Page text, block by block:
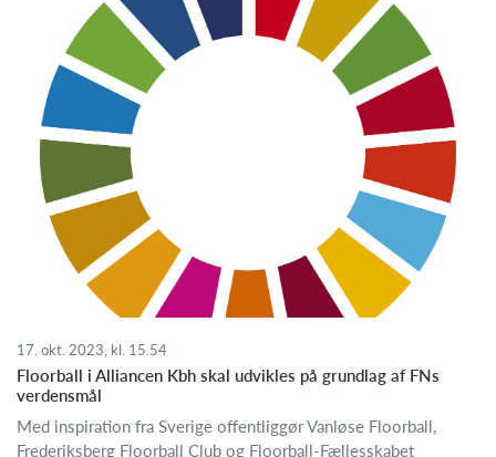
17. okt. 2023, kl. 15.54
Floorball i Alliancen Kbh skal udvikles på grundlag af FNs
verdensmål
Med inspiration fra Sverige offentliggør Vanløse Floorball,
Frederiksberg Floorball Club og Floorball-Fællesskabet